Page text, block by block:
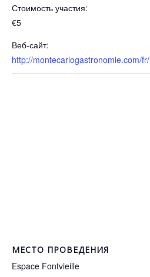
Стоимость участия:
€5
Веб-сайт:
http://montecarlogastronomie.com/fr/
МЕСТО ПРОВЕДЕНИЯ
Espace Fontvieille